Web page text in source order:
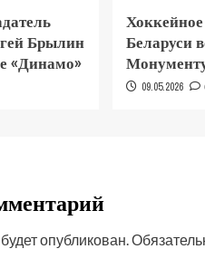
Брылин
«Динамо»
Беларуси
09.05.2026
опубликован.